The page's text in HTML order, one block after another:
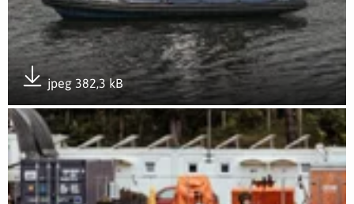
jpeg 382,3 kB
Pobierz załącznik
Otwórz załącznik Ognista Burza 26 5